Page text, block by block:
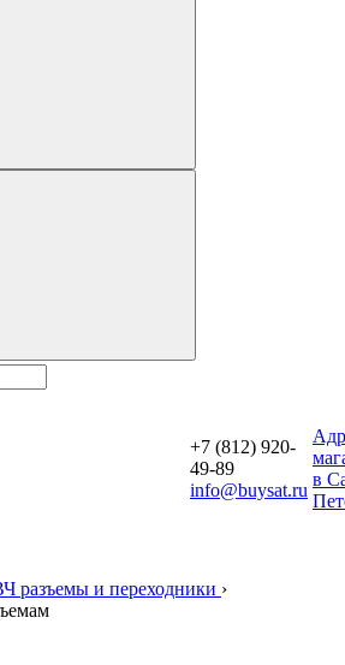
+7 (812) 920-
49-89
info@buysat.ru
в
разъемы и переходники ›